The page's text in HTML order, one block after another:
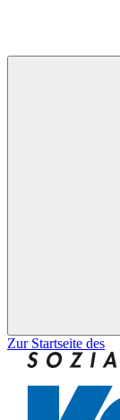
Zur Startseite des